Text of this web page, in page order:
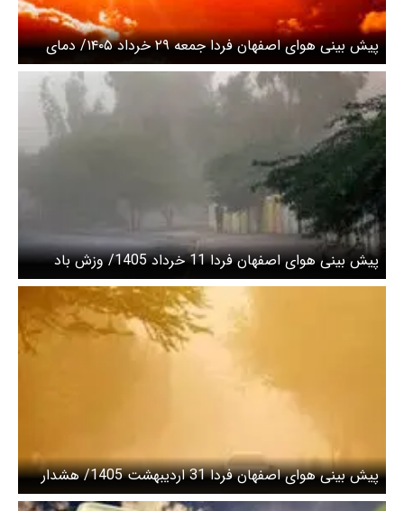
پیش بینی هوای اصفهان فردا جمعه ۲۹ خرداد ۱۴۰۵/ دمای
هوا افزایش می‌یابد
پیش بینی هوای اصفهان فردا 11 خرداد 1405/ وزش باد
شدید
پیش بینی هوای اصفهان فردا 31 اردیبهشت 1405/ هشدار
نارنجی هواشناسی صادر شد